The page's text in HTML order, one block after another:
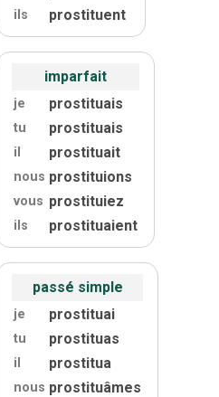
ils prostituent
imparfait
je prostituais
tu prostituais
il prostituait
nous prostituions
vous prostituiez
ils prostituaient
passé simple
je prostituai
tu prostituas
il prostitua
nous prostituâmes